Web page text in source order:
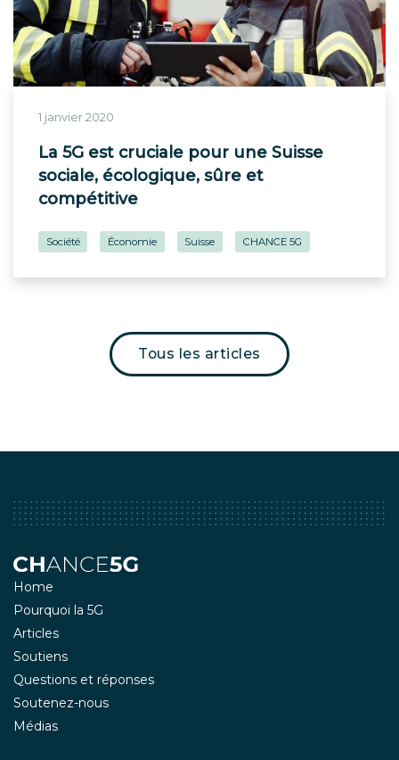
1 janvier 2020
La 5G est cruciale pour une Suisse
sociale, écologique, sûre et
compétitive
Société Économie Suisse CHANCE 5G
Tous les articles
Home
Pourquoi la 5G
Articles
Soutiens
Questions et réponses
Soutenez-nous
Médias